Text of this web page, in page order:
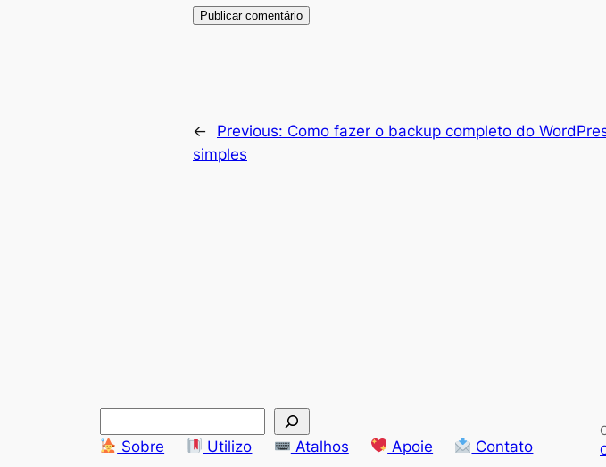
← Previous: Como fazer o backup completo do
simples
e
Sobre Utilizo Atalhos Apoie Contato